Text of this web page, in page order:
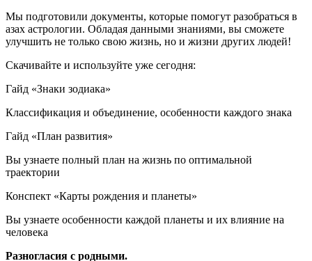
Мы подготовили документы, которые помогут разобраться в
азах астрологии. Обладая данными знаниями, вы сможете
улучшить не только свою жизнь, но и жизни других людей!
Скачивайте и используйте уже сегодня:
Гайд «Знаки зодиака»
Классификация и объединение, особенности каждого знака
Гайд «План развития»
Вы узнаете полный план на жизнь по оптимальной
траектории
Конспект «Карты рождения и планеты»
Вы узнаете особенности каждой планеты и их влияние на
человека
Разногласия с родными.